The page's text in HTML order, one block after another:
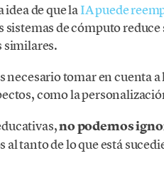
idea de que laIA puede
sistemas de cómputo
similares.
necesario tomar en cuenta
como la
no podemos
tanto de lo que está